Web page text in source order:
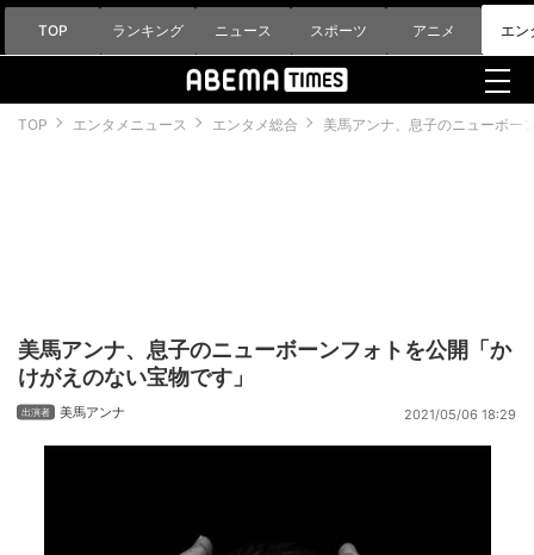
TOP ランキング ニュース スポーツ アニメ エン
TOP エンタメニュース エンタメ総合 美馬アンナ、息子のニューボー
美馬アンナ、息子のニューボーンフォトを公開「か
けがえのない宝物です」
美馬アンナ 2021/05/06 18:29